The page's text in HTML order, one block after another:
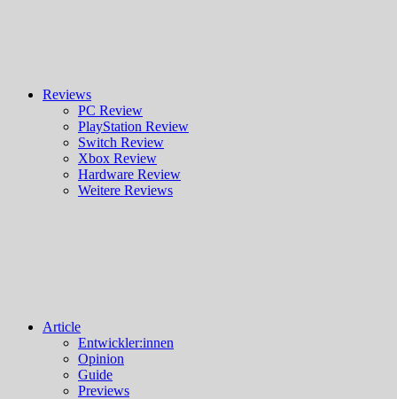
Reviews
PC Review
PlayStation Review
Switch Review
Xbox Review
Hardware Review
Weitere Reviews
Article
Entwickler:innen
Opinion
Guide
Previews